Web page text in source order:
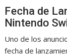
Fecha de
Nintendo
Uno de los
fecha de